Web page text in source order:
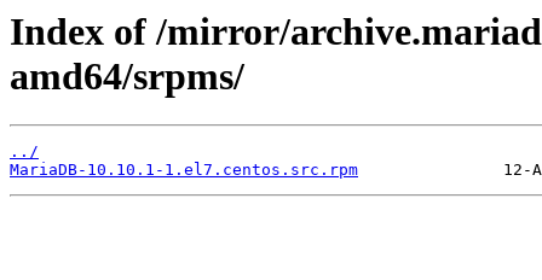
Index of /mirror/
amd64/srpms/
../
MariaDB-10.10.1-1.el7.centos.src.rpm